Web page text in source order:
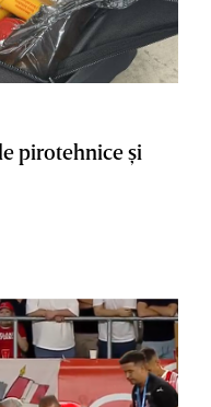
pirotehnice şi